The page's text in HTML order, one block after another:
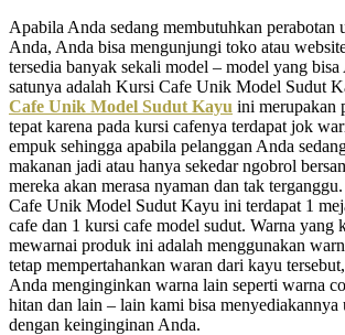
Apabila Anda sedang membutuhkan perabotan
Anda, Anda bisa mengunjungi toko atau
tersedia banyak sekali model – model yang
satunya adalah Kursi Cafe Unik Model Sudut
Cafe Unik Model Sudut Kayu ini merupakan
tepat karena pada kursi cafenya terdapat jok
empuk sehingga apabila pelanggan Anda
makanan jadi atau hanya sekedar ngobrol
mereka akan merasa nyaman dan tak
Cafe Unik Model Sudut Kayu ini terdapat 1
cafe dan 1 kursi cafe model sudut. Warna yang
mewarnai produk ini adalah menggunakan
tetap mempertahankan waran dari kayu
Anda menginginkan warna lain seperti warna
hitan dan lain – lain kami bisa menyediakannya
dengan keinginginan Anda.